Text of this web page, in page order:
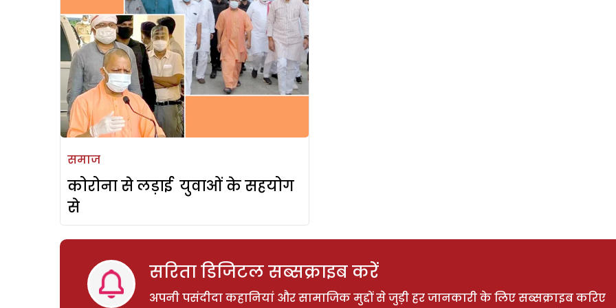
समाज
कोरोना से लड़ाई युवाओं के सहयोग
से
सरिता डिजिटल सब्सक्राइब करें
अपनी पसंदीदा कहानियां और सामाजिक मुद्दों से जुड़ी हर जानकारी के लिए सब्सक्राइब करिए